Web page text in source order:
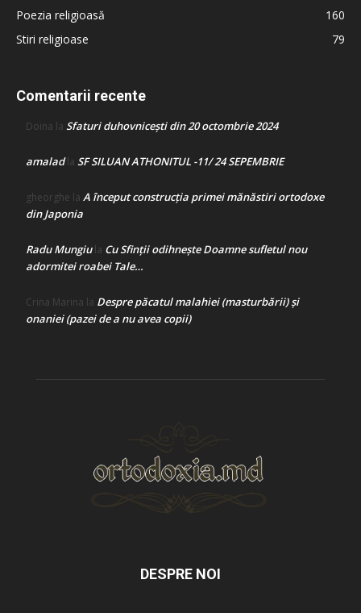
Poezia religioasă
160
Stiri religioase
79
Comentarii recente
Doina la Sfaturi duhovnicești din 20 octombrie 2024
amaladla SF SILUAN ATHONITUL -11/ 24 SEPEMBRIE
gheorghe la A început construcţia primei mănăstiri ortodoxe
din Japonia
Radu Mungiula Cu Sfinții odihnește Doamne sufletul nou
adormitei roabei Tale…
Crina Marina la Despre păcatul malahiei (masturbării) şi
onaniei (pazei de a nu avea copii)
DESPRE NOI